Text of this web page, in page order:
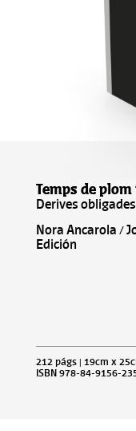
Temps de
Derives obligades
Nora Ancarola /
Edición
212 págs | 19cm x
ISBN 978-84-9156-